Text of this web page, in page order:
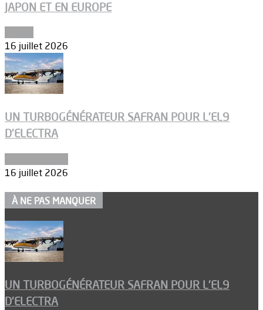
JAPON ET EN EUROPE
16 juillet 2026
UN TURBOGÉNÉRATEUR SAFRAN POUR L’EL9
D’ELECTRA
16 juillet 2026
À NE PAS MANQUER
UN TURBOGÉNÉRATEUR SAFRAN POUR L’EL9
D’ELECTRA